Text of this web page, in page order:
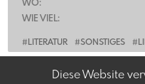
#LITERATUR #SONSTIGES
WO:
WIE VIEL:
Diese Website